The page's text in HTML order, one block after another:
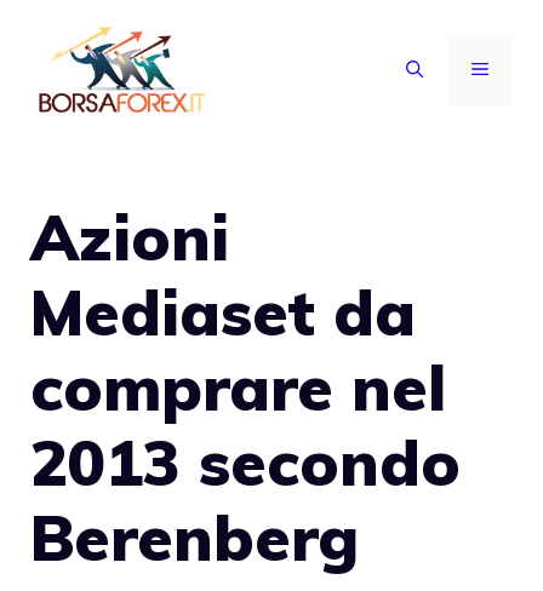
contenuto
MENU
Azioni
Mediaset da
comprare nel
2013 secondo
Berenberg